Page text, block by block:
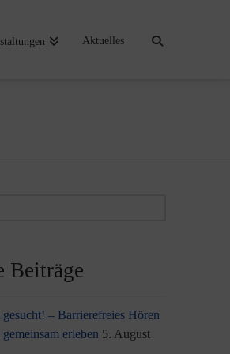
Aktuelles
Beiträge
gesucht! – Barrierefreies Hören
erleben 5. August